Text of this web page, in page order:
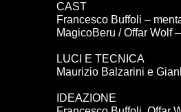
CAST
Francesco Buffoli –
MagicoBeru / Offar Wolf
LUCI E TECNICA
Maurizio Balzarini e
IDEAZIONE